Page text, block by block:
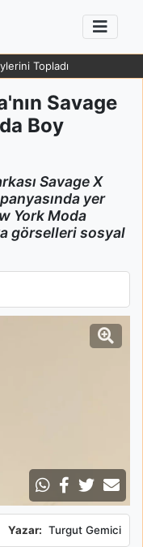
Topladı
Savage
Boy
Savage X
yer
York Moda
görselleri sosyal
Fenty Kampanyasında
Yazar: Turgut Gemici